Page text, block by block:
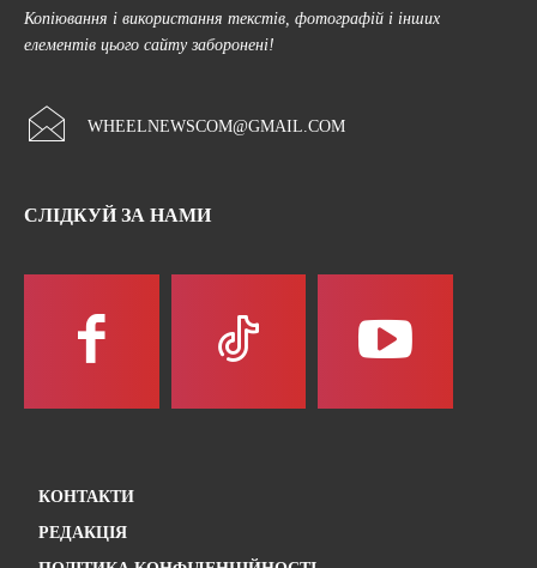
Копіювання і використання текстів, фотографій і інших
елементів цього сайту заборонені!
WHEELNEWSCOM@GMAIL.COM
СЛІДКУЙ ЗА НАМИ
КОНТАКТИ
РЕДАКЦІЯ